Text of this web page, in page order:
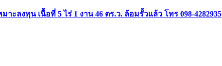
ะลงทุน เนื้อที่ 5 ไร่ 1 งาน 46 ตร.ว. ล้อมรั้วแล้ว โทร 098-4282935